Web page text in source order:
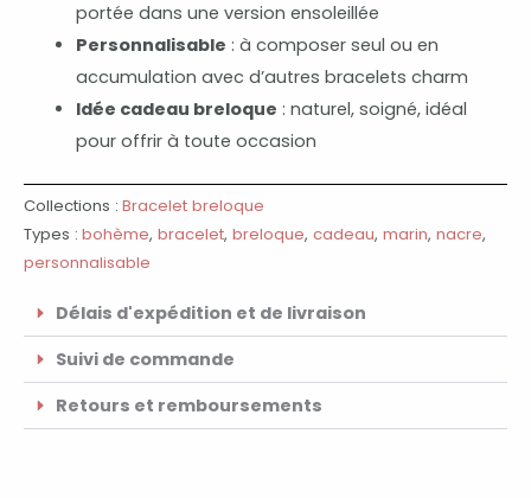
portée dans une version ensoleillée
Personnalisable : à composer seul ou en
accumulation avec d’autres bracelets charm
Idée cadeau breloque : naturel, soigné, idéal
pour offrir à toute occasion
Collections : Bracelet breloque
Types : bohème, bracelet, breloque, cadeau, marin, nacre,
personnalisable
Délais d'expédition et de livraison
Suivi de commande
Retours et remboursements